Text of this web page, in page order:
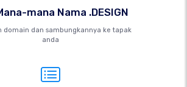
mana Nama .DESIGN
domain dan sambungkannya ke tapak
anda